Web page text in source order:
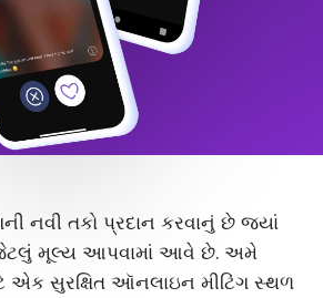
નવી તકો પ્રદાન કરવાનું છે જ્યાં
જેટલું મૂલ્ય આપવામાં આવે છે. અમે
એક સુરક્ષિત ઑનલાઇન મીટિંગ સ્થળ